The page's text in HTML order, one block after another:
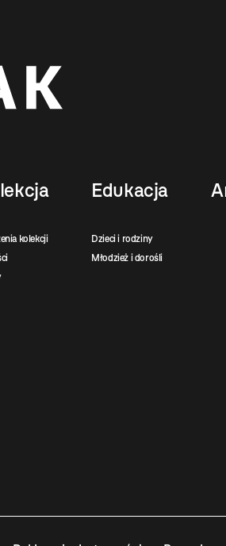
kolekcji
Edukacja
Dzieci i rodziny
Młodzież i dorośli